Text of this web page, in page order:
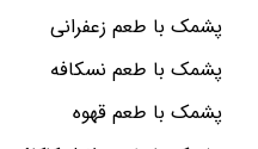
پشمک با طعم زعفرانی
پشمک با طعم نسکافه
پشمک با طعم قهوه